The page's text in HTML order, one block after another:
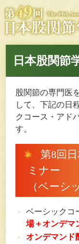
日本股関節
股関節の専門医
して、下記の日
クコース・アド
す。
第8回
ミナー
（ベーシ
ベーシックコ
場＋オンデマ
オンデマンド